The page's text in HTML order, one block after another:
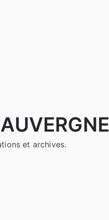
et archives.